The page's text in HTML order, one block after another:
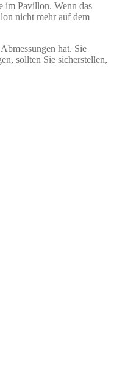
im Pavillon. Wenn das
nicht mehr auf dem
hat. Sie
sollten Sie sicherstellen,